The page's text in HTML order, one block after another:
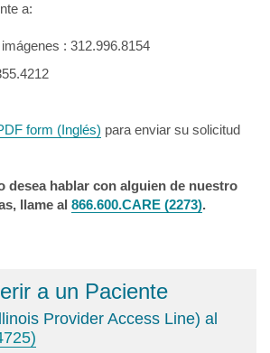
a:
: 312.996.8154
form (Inglés) para enviar su solicitud
desea hablar con alguien de nuestro
llame al 866.600.CARE (2273).
a un Paciente
Provider Access Line) al